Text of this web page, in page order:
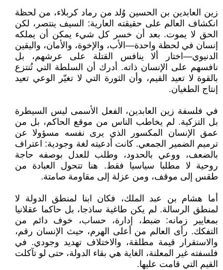
زين العابدين بن الحسين وُلد من رماد كربلاء، من لحظة
انكشاف العالم على حقيقته العارية: السيف ينتصر، لكن
الحق لا يموت. بعد أن خسر كل شيء يمكن أن يملكه
إنسان في لحظة واحدة—الأب، والإخوة، والأمان، واليقين
الدنيوي—اختار ألا ينافس القتلة على عرشهم، بل
نافسهم على الإنسان ذاته. أدرك أن السلطة التي تُنتزع
بالقوة لا تعيد القيم، وأن الثورة التي لا تغيّر الوعي تعيد
إنتاج الطغيان.
في فلسفة زين العابدين، الفعل الأسمى ليس السيطرة
بل التزكية. لم يخاطب الناس من موقع الحاكم، بل من
عمق الإنسان المكسور الذي يرى نفسه مسؤولا عن
ترميم الضمير الجمعي. كانت أدعيته لغة وجودية: اعتراف
بالضعف، ووعي بالحدود، وطلب للعدل بوصفه حاجة
روحية لا مطلبا سياسيا فقط. هنا تتحول العبادة من
طقس إلى موقف، ومن عزلة إلى مقاومة صامتة.
أما هشام بن عبد الملك، فكان ابنا لمنطق الدولة لا
لمنطق الرسالة. لم يكن طاغية ساذجا، بل حاكما عقلانيا
بمعايير زمانه: ضبط، إدارة، حساب، خوف دائم من
التفكك. رأى العالم من أعلى الهرم، حيث الإنسان رقم،
والاستقرار قيمة مطلقة، والاختلاف تهديد وجودي. في
فلسفته غير المعلنة، الغاية هي بقاء الدولة، حتى لو تآكلت
القيم التي قامت عليها.